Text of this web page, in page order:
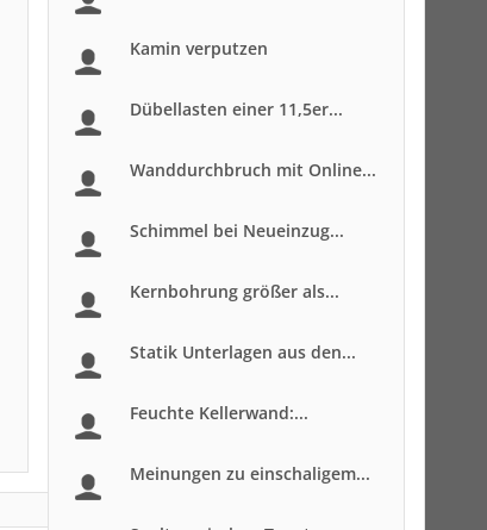
Kamin verputzen
Dübellasten einer 11,5er...
Wanddurchbruch mit Online...
Schimmel bei Neueinzug...
Kernbohrung größer als...
Statik Unterlagen aus den...
Feuchte Kellerwand:...
Meinungen zu einschaligem...